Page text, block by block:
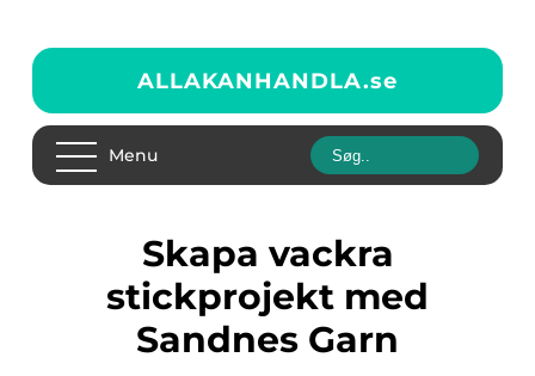
ALLAKANHANDLA.se
Menu
Skapa vackra
stickprojekt med
Sandnes Garn